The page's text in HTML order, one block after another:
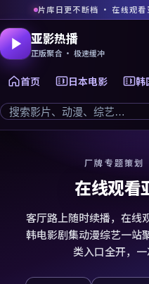
片库日更不断档 · 在线观
亚影热播
正版聚合 · 极速缓冲
首页 日本电影 韩
厂牌专题策
在线观看
客厅路上随时续播，在线
韩电影剧集动漫综艺一站
类入口全开，一